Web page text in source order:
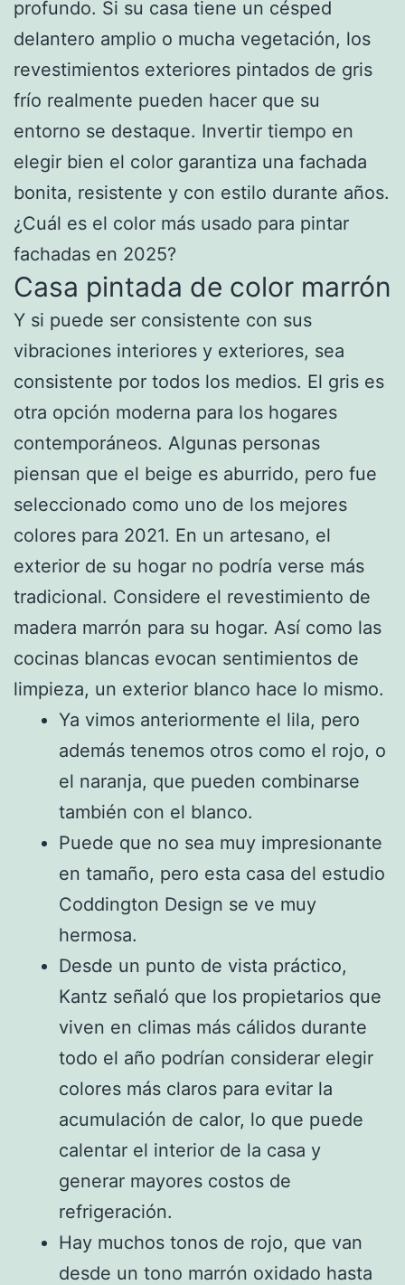
profundo. Si su casa tiene un césped
delantero amplio o mucha vegetación, los
revestimientos exteriores pintados de gris
frío realmente pueden hacer que su
entorno se destaque. Invertir tiempo en
elegir bien el color garantiza una fachada
bonita, resistente y con estilo durante años.
¿Cuál es el color más usado para pintar
fachadas en 2025?
Casa pintada de color marrón
Y si puede ser consistente con sus
vibraciones interiores y exteriores, sea
consistente por todos los medios. El gris es
otra opción moderna para los hogares
contemporáneos. Algunas personas
piensan que el beige es aburrido, pero fue
seleccionado como uno de los mejores
colores para 2021. En un artesano, el
exterior de su hogar no podría verse más
tradicional. Considere el revestimiento de
madera marrón para su hogar. Así como las
cocinas blancas evocan sentimientos de
limpieza, un exterior blanco hace lo mismo.
Ya vimos anteriormente el lila, pero
además tenemos otros como el rojo, o
el naranja, que pueden combinarse
también con el blanco.
Puede que no sea muy impresionante
en tamaño, pero esta casa del estudio
Coddington Design se ve muy
hermosa.
Desde un punto de vista práctico,
Kantz señaló que los propietarios que
viven en climas más cálidos durante
todo el año podrían considerar elegir
colores más claros para evitar la
acumulación de calor, lo que puede
calentar el interior de la casa y
generar mayores costos de
refrigeración.
Hay muchos tonos de rojo, que van
desde un tono marrón oxidado hasta